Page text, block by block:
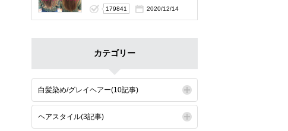
179841 2020/12/14
カテゴリー
白髪染め/グレイヘアー(10記事)
ヘアスタイル(3記事)